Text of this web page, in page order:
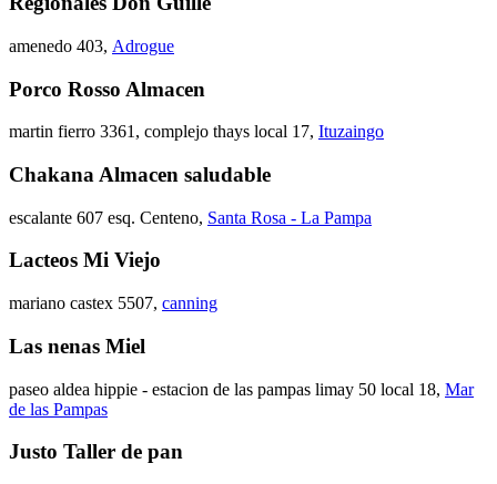
amenedo 403, Adrogue
Porco Rosso Almacen
martin fierro 3361, complejo thays local 17, Ituzaingo
Chakana Almacen saludable
escalante 607 esq. Centeno, Santa Rosa - La Pampa
Lacteos Mi Viejo
mariano castex 5507, canning
Las nenas Miel
paseo aldea hippie - estacion de las pampas limay 50 local 18, Mar
de las Pampas
Justo Taller de pan